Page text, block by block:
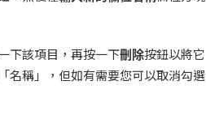
下該項目，再按一下刪除按鈕以將它
名稱」，但如有需要您可以取消勾選